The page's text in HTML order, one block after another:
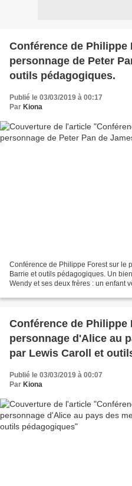
Conférence de Philippe
personnage de Peter
outils pédagogiques.
Publié le 03/03/2019 à 00:17
Par Kiona
Conférence de Philippe Forest sur le
Barrie et outils pédagogiques. Un
Wendy et ses deux frères : un enfant
Conférence de Philippe
personnage d'Alice au
par Lewis Caroll et
Publié le 03/03/2019 à 00:07
Par Kiona